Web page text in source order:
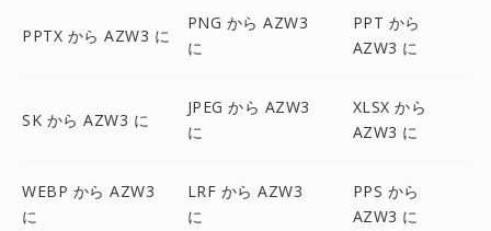
PPTX から AZW3 に
PNG から AZW3
に
PPT から
AZW3 に
SK から AZW3 に
JPEG から AZW3
に
XLSX から
AZW3 に
WEBP から AZW3
に
LRF から AZW3
に
PPS から
AZW3 に